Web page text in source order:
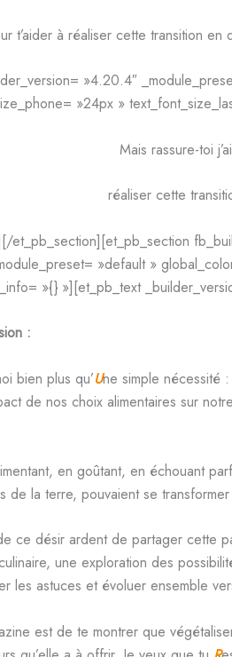
t’aider à réaliser cette transition
»4.20.4″
»24px »
Mais rassure-toi
réaliser cette
»default »
»{} »][et_pb_text
:
bien plus qu’Une simple nécessité
de nos choix alimentaires sur
en goûtant, en échouant
de la terre, pouvaient se
ce désir ardent de partager cette
une exploration des
les astuces et évoluer ensemble
est de te montrer que